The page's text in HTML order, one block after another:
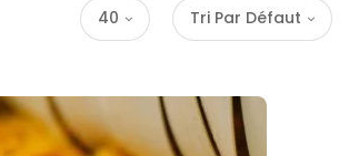
Tri Par Défaut
40